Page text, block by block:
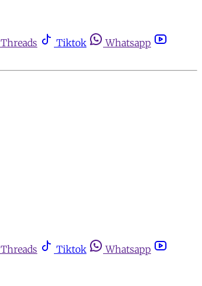
Threads Tiktok
Whatsapp
Threads Tiktok
Whatsapp